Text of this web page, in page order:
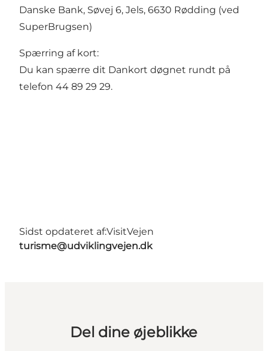
Danske Bank, Søvej 6, Jels, 6630 Rødding (ved
SuperBrugsen)
Spærring af kort:
Du kan spærre dit Dankort døgnet rundt på
telefon 44 89 29 29.
Sidst opdateret af:VisitVejen
turisme@udviklingvejen.dk
Del dine øjeblikke